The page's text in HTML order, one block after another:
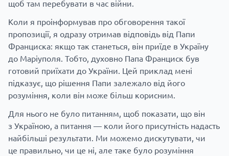
щоб там перебувати в час війни.
Коли я проінформував про обговорення такої
пропозиції, я одразу отримав відповідь від Папи
Франциска: якщо так станеться, він приїде в Україну
до Маріуполя. Тобто, духовно Папа Франциск був
готовий приїхати до України. Цей приклад мені
підказує, що рішення Папи залежало від його
розуміння, коли він може більш корисним.
Для нього не було питанням, щоб показати, що він
з Україною, а питання — коли його присутність надасть
найбільші результати. Ми можемо дискутувати, чи
це правильно, чи це ні, але таке було розуміння